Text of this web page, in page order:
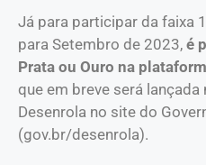
Já para participar da faixa
para Setembro de 2023, é
Prata ou Ouro na
que em breve será
Desenrola no site do
(gov.br/desenrola).